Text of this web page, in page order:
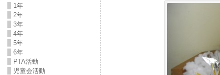
1年
2年
3年
4年
5年
6年
PTA活動
児童会活動